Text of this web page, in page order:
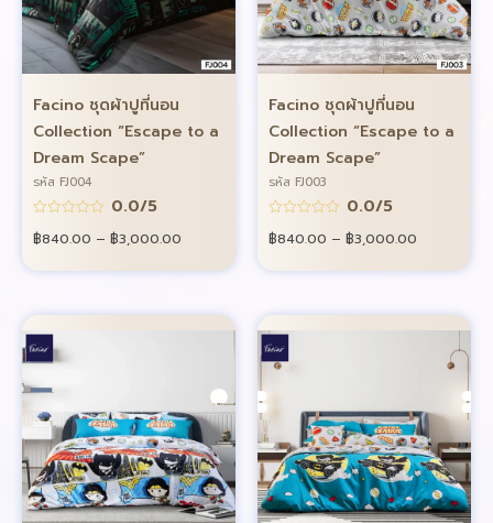
Facino ชุดผ้าปูที่นอน
Collection “Escape to a
Dream Scape”
รหัส FJ004
0.0/5
฿840.00 – ฿3,000.00
Facino ชุดผ้าปูที่นอน
Collection “Escape to a
Dream Scape”
รหัส FJ003
0.0/5
฿840.00 – ฿3,000.00